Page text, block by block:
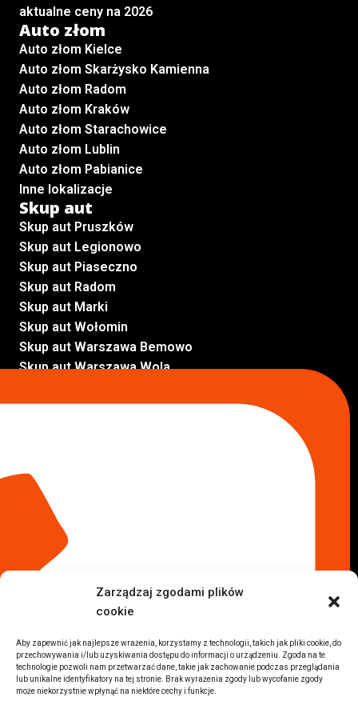
Zarządzaj zgodami plików
cookie
Aby zapewnić jak najlepsze wrażenia, korzystamy z technologii, takich jak pliki cookie, do
przechowywania i/lub uzyskiwania dostępu do informacji o urządzeniu. Zgoda na te
technologie pozwoli nam przetwarzać dane, takie jak zachowanie podczas przeglądania
lub unikalne identyfikatory na tej stronie. Brak wyrażenia zgody lub wycofanie zgody
może niekorzystnie wpłynąć na niektóre cechy i funkcje.
aktualne ceny na 2026
Auto złom
Auto złom Kielce
Auto złom Skarżysko Kamienna
Auto złom Radom
Auto złom Kraków
Auto złom Starachowice
Auto złom Lublin
Auto złom Pabianice
Inne lokalizacje
Skup aut
Skup aut Pruszków
Skup aut Legionowo
Skup aut Piaseczno
Skup aut Radom
Skup aut Marki
Skup aut Wołomin
Skup aut Warszawa Bemowo
Skup aut Warszawa Wola
Komisy samochodowe
Komis samochodowy Radom
Komis samochodowy Płock
Komis samochodowy Opole
Komis samochodowy Lublin
Komis samochodowy Sochaczew
Inne Lokalizacje
Auta z USA Rzeszów
Auta z USA Białystok
Auta z USA Kraków